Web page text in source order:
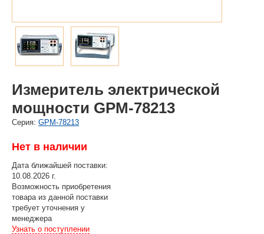
Измеритель электрической
мощности GPM-78213
Cерия: GPM-78213
Нет в наличии
Дата ближайшей поставки:
10.08.2026 г.
Возможность приобретения
товара из данной поставки
требует уточнения у
менеджера
Узнать о поступлении